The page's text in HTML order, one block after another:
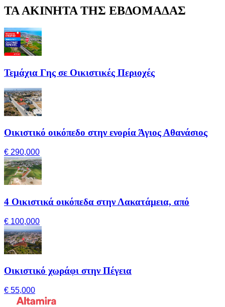
ΤΑ ΑΚΙΝΗΤΑ ΤΗΣ ΕΒΔΟΜΑΔΑΣ
Τεμάχια Γης σε Οικιστικές Περιοχές
Οικιστικό οικόπεδο στην ενορία Άγιος Αθανάσιος
€ 290,000
4 Οικιστικά οικόπεδα στην Λακατάμεια, από
€ 100,000
Οικιστικό χωράφι στην Πέγεια
€ 55,000